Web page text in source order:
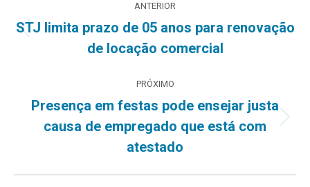
de
ANTERIOR
Post
anterior:
STJ limita prazo de 05 anos para renovação
de locação comercial
PRÓXIMO
Próximo
post:
Presença em festas pode ensejar justa
causa de empregado que está com
atestado